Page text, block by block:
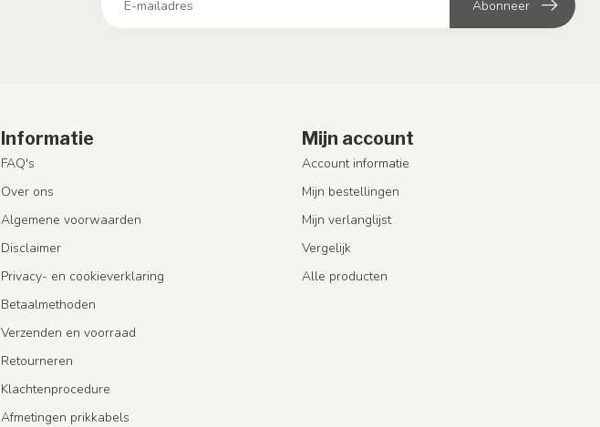
Abonneer
Informatie
FAQ's
Over ons
Algemene voorwaarden
Disclaimer
Privacy- en cookieverklaring
Betaalmethoden
Verzenden en voorraad
Retourneren
Klachtenprocedure
Afmetingen prikkabels
Mijn account
Account informatie
Mijn bestellingen
Mijn verlanglijst
Vergelijk
Alle producten